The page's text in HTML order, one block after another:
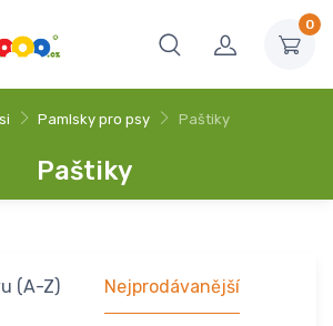
0
Pamlsky pro psy Paštiky
Paštiky
(A-Z) Nejprodávanější